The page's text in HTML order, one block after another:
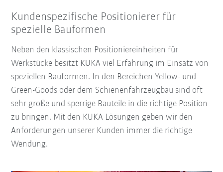
Kundenspezifische Positionierer für
spezielle Bauformen
Neben den klassischen Positioniereinheiten für
Werkstücke besitzt KUKA viel Erfahrung im Einsatz von
speziellen Bauformen. In den Bereichen Yellow- und
Green-Goods oder dem Schienenfahrzeugbau sind oft
sehr große und sperrige Bauteile in die richtige Position
zu bringen. Mit den KUKA Lösungen geben wir den
Anforderungen unserer Kunden immer die richtige
Wendung.